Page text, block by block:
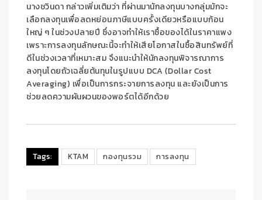
นางชวินดา กล่าวเพิ่มเติมว่า ที่ผ่านมานักลงทุนบางกลุ่มมักจะ
เลือกลงทุนเพื่อลดหย่อนภาษีแบบครั้งเดียวหรือแบบก้อน
ใหญ่ ๆ ในช่วงปลายปี ซึ่งอาจทำให้เราซื้อของได้ในราคาแพง
เพราะการลงทุนลักษณะนี้จะทำให้เสียโอกาสในซื้อสินทรัพย์ที่
ดีในช่วงเวลาที่เหมาะสม จึงแนะนำให้นักลงทุนพิจารณาการ
ลงทุนโดยถัวเฉลี่ยต้นทุนในรูปแบบ DCA (Dollar Cost
Averaging) เพื่อเป็นการกระจายการลงทุน และยังเป็นการ
ช่วยลดความผันผวนของพอร์ตได้อีกด้วย
Tags: KTAM กองทุนรวม การลงทุน